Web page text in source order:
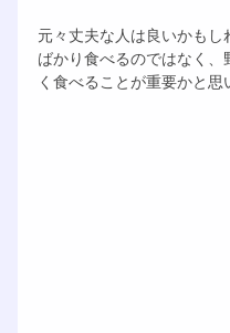
元々丈夫な人は良いかも
ばかり食べるのではなく
く食べることが重要かと思